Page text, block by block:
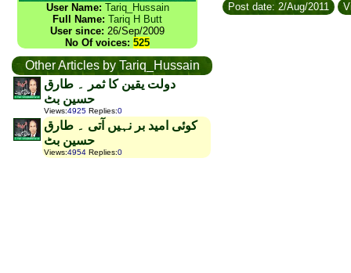
User Name: Tariq_Hussain
Full Name: Tariq H Butt
User since: 26/Sep/2009
No Of voices: 525
Other Articles by Tariq_Hussain
دولت یقین کا ثمر ۔ طارق
حسین بٹ
Views:4925 Replies:0
کوئی امید بر نہیں آتی ۔ طارق
حسین بٹ
Views:4954 Replies:0
Post date: 2/Aug/2011